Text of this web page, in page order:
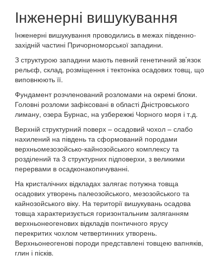
Інженерні вишукування
Інженерні вишукування проводились в межах південно-
західній частині Причорноморської западини.
З структурою западини мають певний генетичний зв’язок
рельєф, склад, розміщення і тектоніка осадових товщ, що
виповнюють її.
Фундамент розчленований розломами на окремі блоки.
Головні розломи зафіксовані в області Дністровського
лиману, озера Бурнас, на узбережжі Чорного моря і т.д.
Верхній структурний поверх – осадовий чохол – слабо
нахилений на південь та сформований породами
верхньомезозойсько-кайнозойського комплексу та
розділений та 3 структурних підповерхи, з великими
перервами в осадконакопичуванні.
На кристалічних відкладах залягає потужна товща
осадових утворень палеозойського, мезозойського та
кайнозойського віку. На території вишукувань осадова
товща характеризується горизонтальним заляганням
верхньонеогенових відкладів понтичного ярусу
перекритих чохлом четвертинних утворень.
Верхньонеогенові породи представлені товщею вапняків,
глин і пісків.